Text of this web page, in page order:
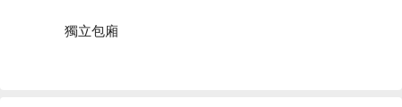
糖的製甲推薦：為求給顧客帶來更多更好更專業的服務品質，
獨立包廂